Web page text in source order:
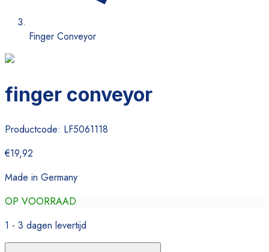
Finger Conveyor
finger conveyor
Productcode: LF5061118
€19,92
Made in Germany
OP VOORRAAD
1 - 3 dagen levertijd